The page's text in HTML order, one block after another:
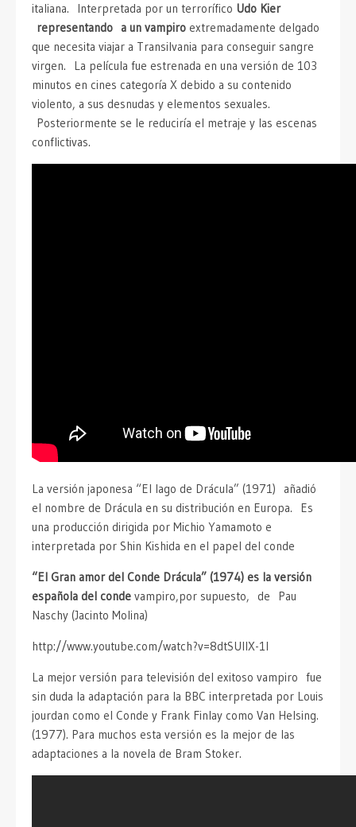
italiana. Interpretada por un terrorífico Udo Kier
representando a un vampiro extremadamente delgado
que necesita viajar a Transilvania para conseguir sangre
virgen. La película fue estrenada en una versión de 103
minutos en cines categoría X debido a su contenido
violento, a sus desnudas y elementos sexuales.
Posteriormente se le reduciría el metraje y las escenas
conflictivas.
La versión japonesa “El lago de Drácula” (1971) añadió
el nombre de Drácula en su distribución en Europa. Es
una producción dirigida por Michio Yamamoto e
interpretada por Shin Kishida en el papel del conde
“El Gran amor del Conde Drácula” (1974) es la versión
española del conde vampiro,por supuesto, de Pau
Naschy (Jacinto Molina)
http://www.youtube.com/watch?v=8dtSUlIX-1I
La mejor versión para televisión del exitoso vampiro fue
sin duda la adaptación para la BBC interpretada por Louis
jourdan como el Conde y Frank Finlay como Van Helsing.
(1977). Para muchos esta versión es la mejor de las
adaptaciones a la novela de Bram Stoker.